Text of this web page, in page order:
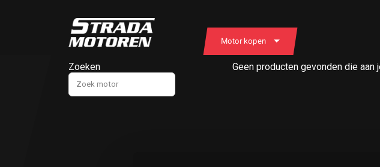
Motor kopen
Zoeken Geen producten gevonden die aan